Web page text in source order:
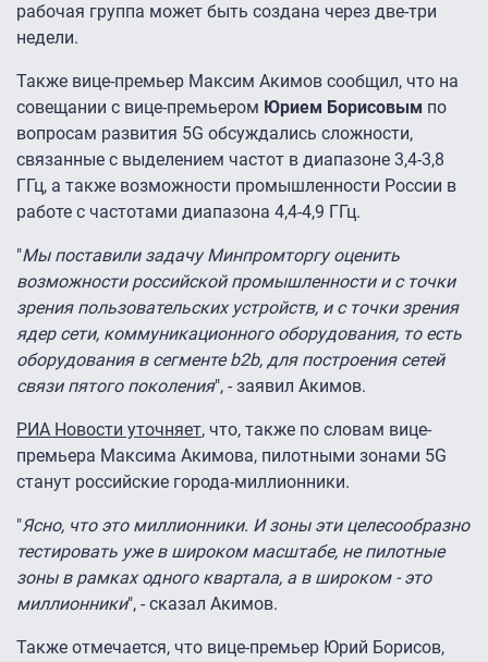
рабочая группа может быть создана через две-три
недели.
Также вице-премьер Максим Акимов сообщил, что на
совещании с вице-премьером Юрием Борисовым по
вопросам развития 5G обсуждались сложности,
связанные с выделением частот в диапазоне 3,4-3,8
ГГц, а также возможности промышленности России в
работе с частотами диапазона 4,4-4,9 ГГц.
"Мы поставили задачу Минпромторгу оценить
возможности российской промышленности и с точки
зрения пользовательских устройств, и с точки зрения
ядер сети, коммуникационного оборудования, то есть
оборудования в сегменте b2b, для построения сетей
связи пятого поколения", - заявил Акимов.
РИА Новости уточняет, что, также по словам вице-
премьера Максима Акимова, пилотными зонами 5G
станут российские города-миллионники.
"Ясно, что это миллионники. И зоны эти целесообразно
тестировать уже в широком масштабе, не пилотные
зоны в рамках одного квартала, а в широком - это
миллионники", - сказал Акимов.
Также отмечается, что вице-премьер Юрий Борисов,